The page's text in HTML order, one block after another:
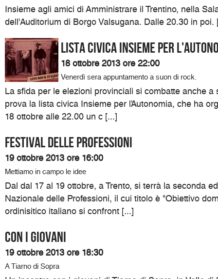
Insieme agli amici di Amministrare il Trentino, nella
dell'Auditorium di Borgo Valsugana. Dalle 20.30 in poi.
Lista civica Insieme per
18 ottobre 2013 ore 22:00
Venerdì sera appuntamento a suon di rock.
La sfida per le elezioni provinciali si combatte anche a
prova la lista civica Insieme per l’Autonomia, che ha
18 ottobre alle 22.00 un c [...]
Festival delle professioni
19 ottobre 2013 ore 16:00
Mettiamo in campo le idee
Dal dal 17 al 19 ottobre, a Trento, si terrà la seconda
Nazionale delle Professioni, il cui titolo è "Obiettivo
ordinisitico italiano si confront [...]
Con i giovani
19 ottobre 2013 ore 18:30
A Tiarno di Sopra